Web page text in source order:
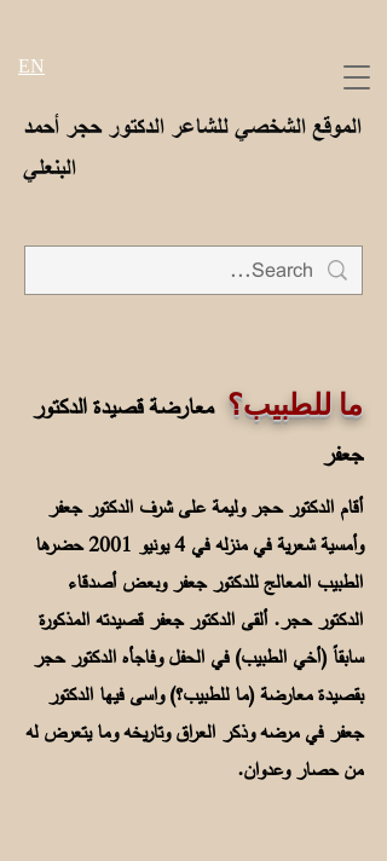
الموقع الشخصي للشاعر الدكتور حجر أحمد
البنعلي
EN
ما للطبيب؟معارضة قصيدة الدكتور
جعفر
أقام الدكتور حجر وليمة على شرف الدكتور جعفر
وأمسية شعرية في منزله في 4 يونيو 2001 حضرها
الطبيب المعالج للدكتور جعفر وبعض أصدقاء
الدكتور حجر. ألقى الدكتور جعفر قصيدته المذكورة
سابقاً (أخي الطبيب) في الحفل وفاجأه الدكتور حجر
بقصيدة معارضة (ما للطبيب؟) واسى فيها الدكتور
جعفر في مرضه وذكر العراق وتاريخه وما يتعرض له
من حصار وعدوان.